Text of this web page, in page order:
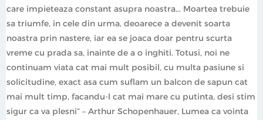
care impieteaza constant asupra noastra... Moartea trebuie
sa triumfe, in cele din urma, deoarece a devenit soarta
noastra prin nastere, iar ea se joaca doar pentru scurta
vreme cu prada sa, inainte de a o inghiti. Totusi, noi ne
continuam viata cat mai mult posibil, cu multa pasiune si
solicitudine, exact asa cum suflam un balcon de sapun cat
mai mult timp, facandu-l cat mai mare cu putinta, desi stim
sigur ca va plesni” – Arthur Schopenhauer, Lumea ca vointa